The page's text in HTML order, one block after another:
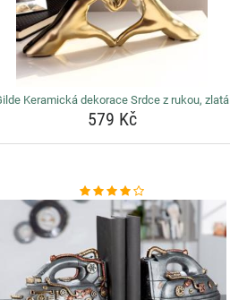
Keramická dekorace Srdce z rukou, zlatá
579 Kč